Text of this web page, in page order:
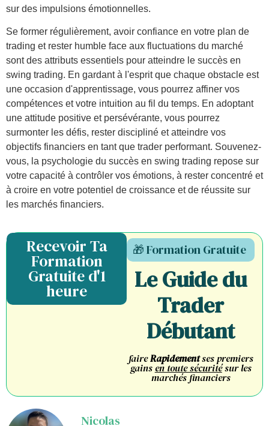
sur des impulsions émotionnelles.
Se former régulièrement, avoir confiance en votre plan de
trading et rester humble face aux fluctuations du marché
sont des attributs essentiels pour atteindre le succès en
swing trading. En gardant à l'esprit que chaque obstacle est
une occasion d'apprentissage, vous pourrez affiner vos
compétences et votre intuition au fil du temps. En adoptant
une attitude positive et persévérante, vous pourrez
surmonter les défis, rester discipliné et atteindre vos
objectifs financiers en tant que trader performant. Souvenez-
vous, la psychologie du succès en swing trading repose sur
votre capacité à contrôler vos émotions, à rester concentré et
à croire en votre potentiel de croissance et de réussite sur
les marchés financiers.
Recevoir Ta
Formation
Gratuite d'1
heure
🎁 Formation Gratuite
Le Guide du
Trader
Débutant
faireRapidementses premiers
gainsen toute sécuritésur les
marchés financiers
Nicolas